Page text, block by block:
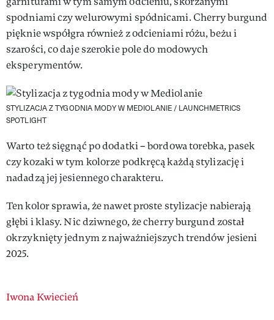
spodniami czy welurowymi spódnicami. Cherry burgund
pięknie współgra również z odcieniami różu, beżu i
szarości, co daje szerokie pole do modowych
eksperymentów.
STYLIZACJA Z TYGODNIA MODY W MEDIOLANIE / LAUNCHMETRICS
SPOTLIGHT
Warto też sięgnąć po dodatki – bordowa torebka, pasek
czy kozaki w tym kolorze podkręcą każdą stylizację i
nadadzą jej jesiennego charakteru.
Ten kolor sprawia, że nawet proste stylizacje nabierają
głębi i klasy. Nic dziwnego, że cherry burgund został
okrzyknięty jednym z najważniejszych trendów jesieni
2025.
Authors
Iwona Kwiecień